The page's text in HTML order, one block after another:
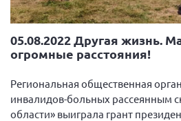
Письма и официальные
Нормативно-правовые
Методическая литература
05.08.2022 Другая жизнь.
огромные расстояния!
Региональная общественная
инвалидов-больных рассеянным
области» выиграла грант